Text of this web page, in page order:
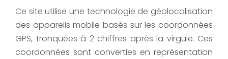
Ce site utilise une technologie de géolocalisation
des appareils mobile basés sur les coordonnées
GPS, tronquées à 2 chiffres après la virgule. Ces
coordonnées sont converties en représentation